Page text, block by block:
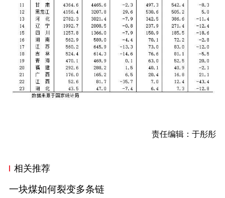
责任编辑：于彤彤
相关推荐
一块煤如何裂变多条链